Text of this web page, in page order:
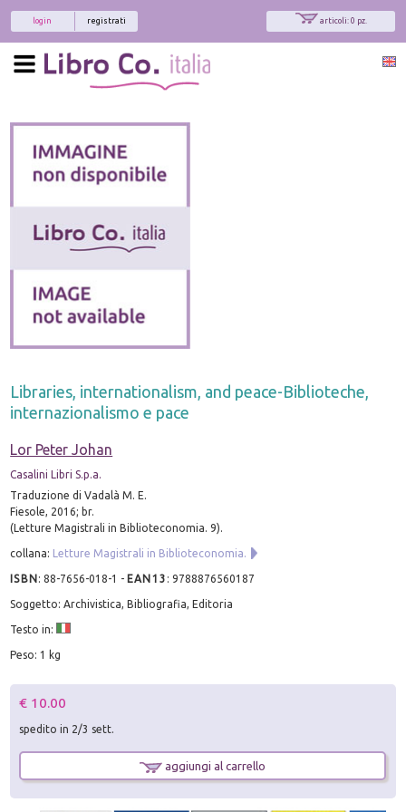
articoli: 0 pz.
registrati
login
Libraries, internationalism, and peace-Biblioteche,
internazionalismo e pace
Lor Peter Johan
Casalini Libri S.p.a.
Traduzione di Vadalà M. E.
Fiesole, 2016; br.
(Letture Magistrali in Biblioteconomia. 9).
collana: Letture Magistrali in Biblioteconomia.
ISBN:88-7656-018-1 - EAN13 :9788876560187
Soggetto: Archivistica, Bibliografia, Editoria
Testo in:
Peso: 1 kg
€ 10.00
spedito in 2/3 sett.
aggiungi al carrello